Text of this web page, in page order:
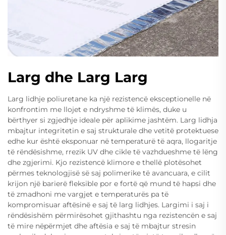
Larg dhe Larg Larg
Larg lidhje poliuretane ka një rezistencë eksceptionelle në
konfrontim me llojet e ndryshme të klimës, duke u
bërthyer si zgjedhje ideale për aplikime jashtëm. Larg lidhja
mbajtur integritetin e saj strukturale dhe vetitë protektuese
edhe kur është eksponuar në temperaturë të aqra, llogaritje
të rëndësishme, rrezik UV dhe cikle të vazhdueshme të lëng
dhe zgjerimi. Kjo rezistencë klimore e thellë plotësohet
përmes teknologjisë së saj polimerike të avancuara, e cilit
krijon një barierë fleksible por e fortë që mund të hapsi dhe
të zmadhoni me vargjet e temperaturës pa të
kompromisuar aftësinë e saj të larg lidhjes. Largimi i saj i
rëndësishëm përmirësohet gjithashtu nga rezistencën e saj
të mire nëpërmjet dhe aftësia e saj të mbajtur stresin